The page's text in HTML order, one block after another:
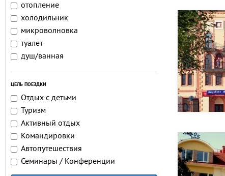
отопление
холодильник
микроволновка
туалет
душ/ванная
ЦЕЛЬ ПОЕЗДКИ
Отдых с детьми
Туризм
Активный отдых
Командировки
Автопутешествия
Семинары / Конференции